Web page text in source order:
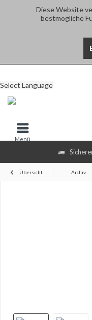
Diese Website
bestmögliche
Select Language
Menü
Übersicht Archiv